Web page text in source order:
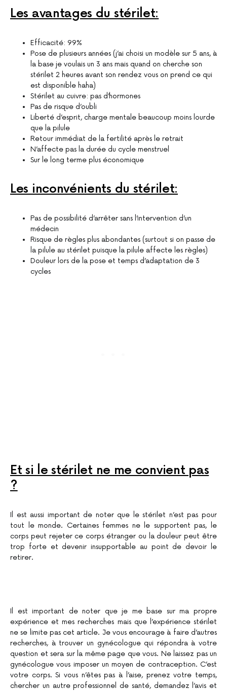
Les avantages du stérilet:
Efficacité: 99%
Pose de plusieurs années (j’ai choisi un modèle sur 5 ans, à
la base je voulais un 3 ans mais quand on cherche son
stérilet 2 heures avant son rendez vous on prend ce qui
est disponible haha)
Stérilet au cuivre: pas d’hormones
Pas de risque d’oubli
Liberté d’esprit, charge mentale beaucoup moins lourde
que la pilule
Retour immédiat de la fertilité après le retrait
N’affecte pas la durée du cycle menstruel
Sur le long terme plus économique
Les inconvénients du stérilet:
Pas de possibilité d’arrêter sans l’intervention d’un
médecin
Risque de règles plus abondantes (surtout si on passe de
la pilule au stérilet puisque la pilule affecte les règles)
Douleur lors de la pose et temps d’adaptation de 3
cycles
Et si le stérilet ne me convient pas
?
Il est aussi important de noter que le stérilet n’est pas pour
tout le monde. Certaines femmes ne le supportent pas, le
corps peut rejeter ce corps étranger ou la douleur peut être
trop forte et devenir insupportable au point de devoir le
retirer.
Il est important de noter que je me base sur ma propre
expérience et mes recherches mais que l’expérience stérilet
ne se limite pas cet article. Je vous encourage à faire d’autres
recherches, à trouver un gynécologue qui répondra à votre
question et sera sur la même page que vous. Ne laissez pas un
gynécologue vous imposer un moyen de contraception. C’est
votre corps. Si vous n’êtes pas à l’aise, prenez votre temps,
chercher un autre professionnel de santé, demandez l’avis et